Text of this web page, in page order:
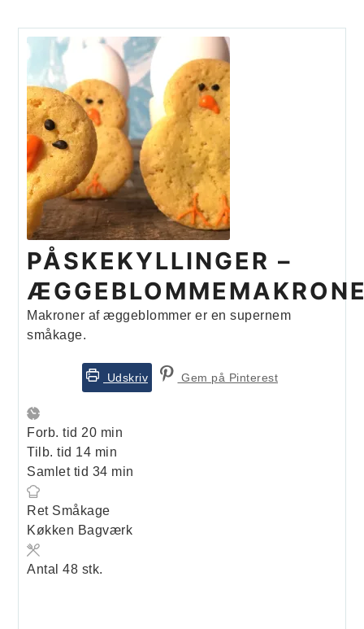
PÅSKEKYLLINGER –
Makroner af æggeblommer er en supernem
småkage.
Udskriv Gem på Pinterest
Forb. tid 20minutter
min
Tilb. tid 14minutter
min
Samlet tid 34minutter
min
Ret Småkage
Køkken Bagværk
Antal48 stk.